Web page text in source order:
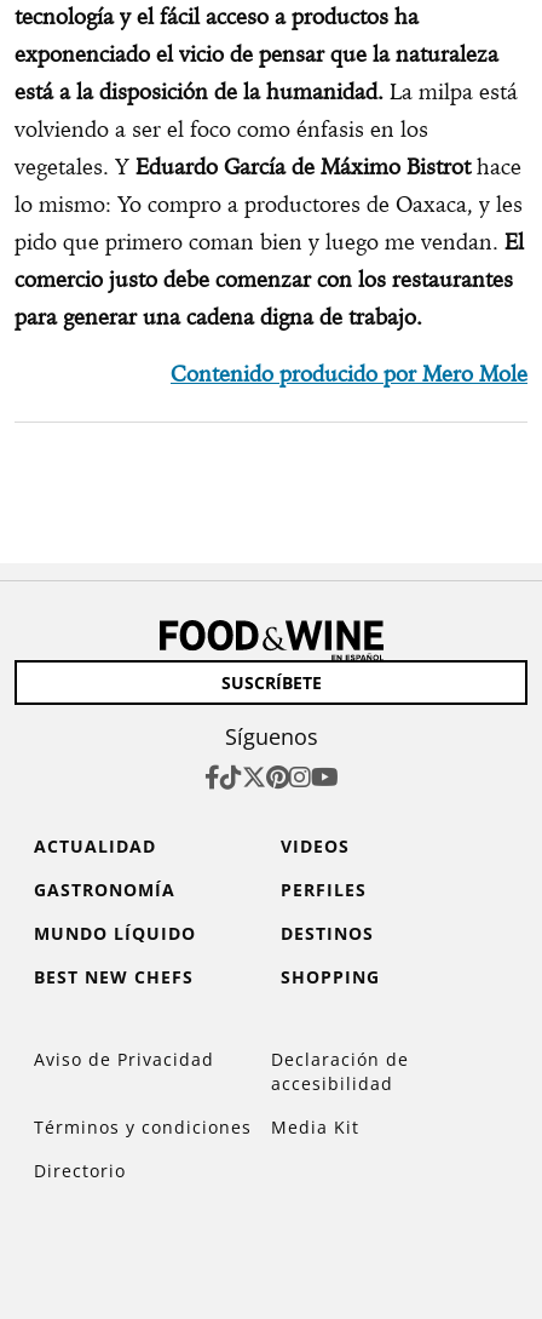
tecnología y el fácil acceso a productos ha
exponenciado el vicio de pensar que la naturaleza
está a la disposición de la humanidad. La milpa está
volviendo a ser el foco como énfasis en los
vegetales. Y Eduardo García de Máximo Bistrothace
lo mismo: Yo compro a productores de Oaxaca, y les
pido que primero coman bien y luego me vendan. El
comercio justo debe comenzar con los restaurantes
para generar una cadena digna de trabajo.
Contenido producido por Mero Mole
SUSCRÍBETE
Síguenos
ACTUALIDAD
VIDEOS
GASTRONOMÍA
PERFILES
MUNDO LÍQUIDO
DESTINOS
BEST NEW CHEFS
SHOPPING
Aviso de Privacidad
Declaración de
accesibilidad
Términos y condiciones
Media Kit
Directorio